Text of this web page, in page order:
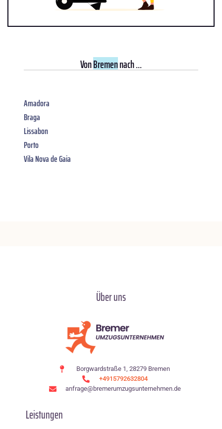
VonBremennach ...
Amadora
Braga
Lissabon
Porto
Vila Nova de Gaia
Über uns
Borgwardstraße 1, 28279 Bremen
+4915792632804
anfrage@bremerumzugsunternehmen.de
Leistungen